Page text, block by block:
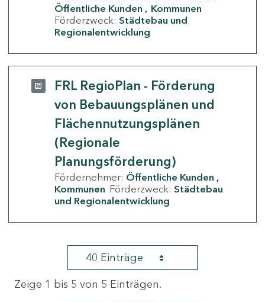
Öffentliche Kunden
Kommunen
Förderzweck: Städtebau und
Regionalentwicklung
FRL RegioPlan - Förderung
von Bebauungsplänen und
Flächennutzungsplänen
(Regionale
Planungsförderung)
Fördernehmer: Öffentliche Kunden
Kommunen Förderzweck: Städtebau
und Regionalentwicklung
40 Einträge
Zeige 1 bis 5 von 5 Einträgen.